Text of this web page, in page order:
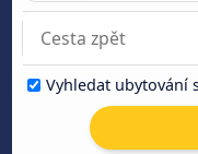
Vyhledat ubytování